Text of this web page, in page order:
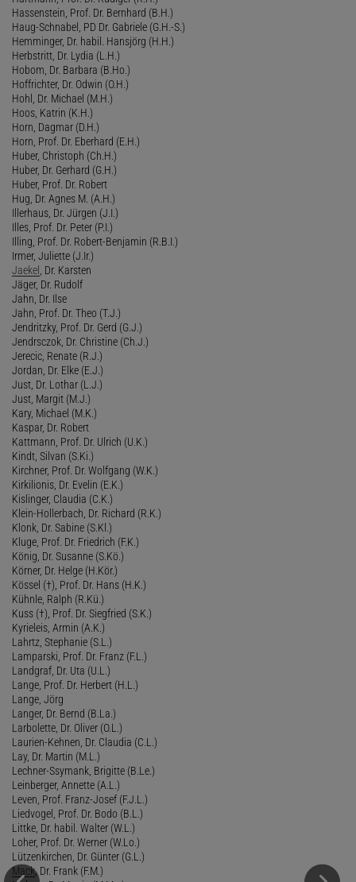
Hassenstein, Prof. Dr. Bernhard (B.H.)
Haug-Schnabel, PD Dr. Gabriele (G.H.-S.)
Hemminger, Dr. habil. Hansjörg (H.H.)
Herbstritt, Dr. Lydia (L.H.)
Hobom, Dr. Barbara (B.Ho.)
Hoffrichter, Dr. Odwin (O.H.)
Hohl, Dr. Michael (M.H.)
Hoos, Katrin (K.H.)
Horn, Dagmar (D.H.)
Horn, Prof. Dr. Eberhard (E.H.)
Huber, Christoph (Ch.H.)
Huber, Dr. Gerhard (G.H.)
Huber, Prof. Dr. Robert
Hug, Dr. Agnes M. (A.H.)
Illerhaus, Dr. Jürgen (J.I.)
Illes, Prof. Dr. Peter (P.I.)
Illing, Prof. Dr. Robert-Benjamin (R.B.I.)
Irmer, Juliette (J.Ir.)
Jaekel , Dr. Karsten
Jäger, Dr. Rudolf
Jahn, Dr. Ilse
Jahn, Prof. Dr. Theo (T.J.)
Jendritzky, Prof. Dr. Gerd (G.J.)
Jendrsczok, Dr. Christine (Ch.J.)
Jerecic, Renate (R.J.)
Jordan, Dr. Elke (E.J.)
Just, Dr. Lothar (L.J.)
Just, Margit (M.J.)
Kary, Michael (M.K.)
Kaspar, Dr. Robert
Kattmann, Prof. Dr. Ulrich (U.K.)
Kindt, Silvan (S.Ki.)
Kirchner, Prof. Dr. Wolfgang (W.K.)
Kirkilionis, Dr. Evelin (E.K.)
Kislinger, Claudia (C.K.)
Klein-Hollerbach, Dr. Richard (R.K.)
Klonk, Dr. Sabine (S.Kl.)
Kluge, Prof. Dr. Friedrich (F.K.)
König, Dr. Susanne (S.Kö.)
Körner, Dr. Helge (H.Kör.)
Kössel (†), Prof. Dr. Hans (H.K.)
Kühnle, Ralph (R.Kü.)
Kuss (†), Prof. Dr. Siegfried (S.K.)
Kyrieleis, Armin (A.K.)
Lahrtz, Stephanie (S.L.)
Lamparski, Prof. Dr. Franz (F.L.)
Landgraf, Dr. Uta (U.L.)
Lange, Prof. Dr. Herbert (H.L.)
Lange, Jörg
Langer, Dr. Bernd (B.La.)
Larbolette, Dr. Oliver (O.L.)
Laurien-Kehnen, Dr. Claudia (C.L.)
Lay, Dr. Martin (M.L.)
Lechner-Ssymank, Brigitte (B.Le.)
Leinberger, Annette (A.L.)
Leven, Prof. Franz-Josef (F.J.L.)
Liedvogel, Prof. Dr. Bodo (B.L.)
Littke, Dr. habil. Walter (W.L.)
Loher, Prof. Dr. Werner (W.Lo.)
Lützenkirchen, Dr. Günter (G.L.)
Mack, Dr. Frank (F.M.)